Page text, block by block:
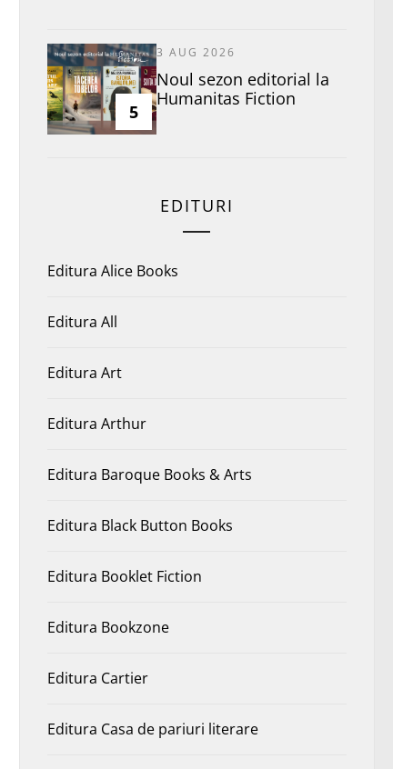
5
3 AUG 2026
​Noul sezon editorial la
Humanitas Fiction
EDITURI
Editura Alice Books
Editura All
Editura Art
Editura Arthur
Editura Baroque Books & Arts
Editura Black Button Books
Editura Booklet Fiction
Editura Bookzone
Editura Cartier
Editura Casa de pariuri literare